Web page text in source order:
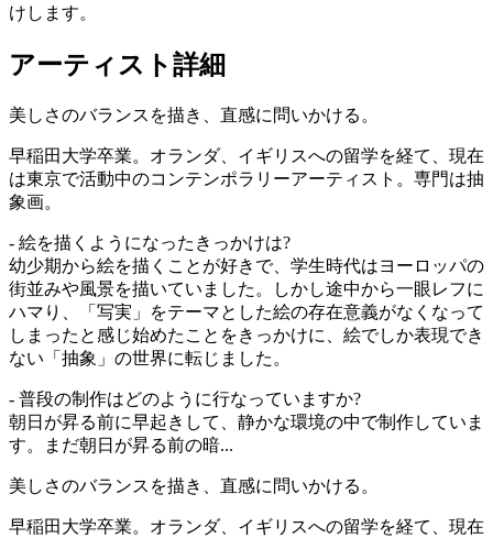
けします。
アーティスト詳細
美しさのバランスを描き、直感に問いかける。
早稲田大学卒業。オランダ、イギリスへの留学を経て、現在
は東京で活動中のコンテンポラリーアーティスト。専門は抽
象画。
- 絵を描くようになったきっかけは?
幼少期から絵を描くことが好きで、学生時代はヨーロッパの
街並みや風景を描いていました。しかし途中から一眼レフに
ハマり、「写実」をテーマとした絵の存在意義がなくなって
しまったと感じ始めたことをきっかけに、絵でしか表現でき
ない「抽象」の世界に転じました。
- 普段の制作はどのように行なっていますか?
朝日が昇る前に早起きして、静かな環境の中で制作していま
す。まだ朝日が昇る前の暗...
美しさのバランスを描き、直感に問いかける。
早稲田大学卒業。オランダ、イギリスへの留学を経て、現在